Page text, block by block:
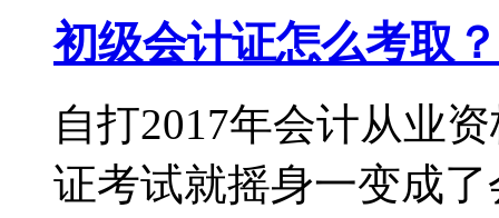
初级会计证怎么考取
自打2017年会计从业
证考试就摇身一变成